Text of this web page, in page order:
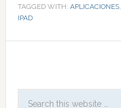
TAGGED WITH: APLICACIONES,
IPAD